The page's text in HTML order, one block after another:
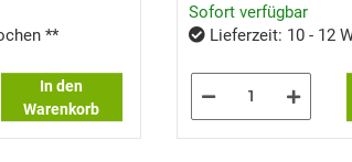
**
In den
Warenkorb
Sofort verfügbar
Lieferzeit: 10 - 12